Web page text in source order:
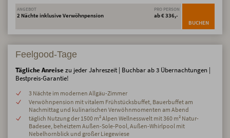
ANGEBOT
2 Nächte inklusive Verwöhnpension
PRO PERSON
ab € 336,-
BUCHEN
Feelgood-Tage
Tägliche Anreisezu jeder Jahreszeit | Buchbar ab 3 Übernachtungen |
Bestpreis-Garantie!
3 Nächte im modernen Allgäu-Zimmer
Verwöhnpension mit vitalem Frühstücksbuffet, Bauerbuffet am
Nachmittag und kulinarischen Verwöhnmomenten am Abend
täglich Nutzung der 1500 m² Alpen Wellnesswelt mit 360 m² Natur-
Badesee, beheiztem Außen-Sole-Pool, Außen-Whirlpool mit
Nebelhornblick und großer Liegewiese